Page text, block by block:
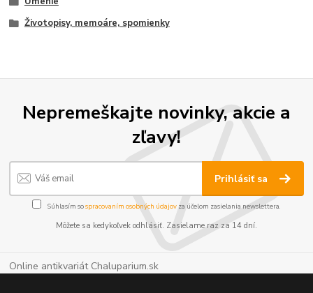
Životopisy, memoáre, spomienky
Nepremeškajte novinky, akcie a
zľavy!
Prihlásiť sa
Súhlasím sospracovaním osobných údajov za účelom zasielania newslettera.
Môžete sa kedykoľvek odhlásiť. Zasielame raz za 14 dní.
Online antikvariát Chaluparium.sk